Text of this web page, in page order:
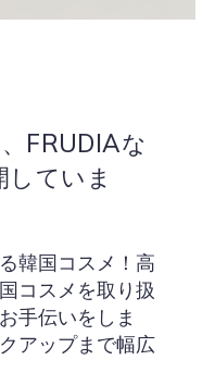
FRUDIAな
ていま
韓国コスメ！高
コスメを取り扱
手伝いをしま
アップまで幅広